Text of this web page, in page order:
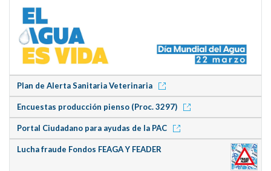
Plan de Alerta Sanitaria Veterinaria
Encuestas producción pienso (Proc. 3297)
Portal Ciudadano para ayudas de la PAC
Lucha fraude Fondos FEAGA Y FEADER